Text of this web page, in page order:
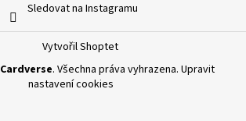
Sledovat na Instagramu
Vytvořil Shoptet
Cardverse. Všechna práva vyhrazena. Upravit
nastavení cookies